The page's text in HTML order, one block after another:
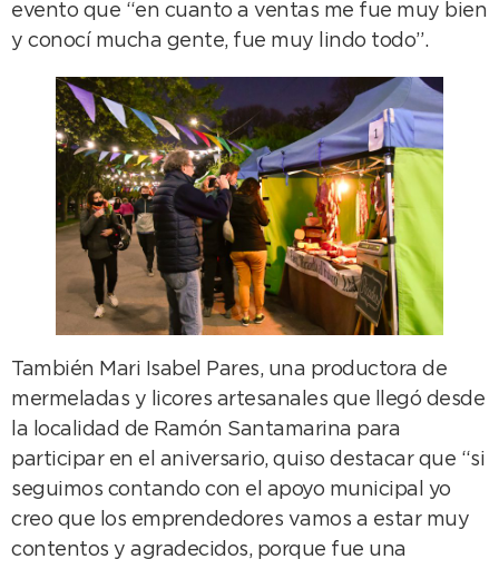
evento que “en cuanto a ventas me fue muy bien
y conocí mucha gente, fue muy lindo todo”.
También Mari Isabel Pares, una productora de
mermeladas y licores artesanales que llegó desde
la localidad de Ramón Santamarina para
participar en el aniversario, quiso destacar que “si
seguimos contando con el apoyo municipal yo
creo que los emprendedores vamos a estar muy
contentos y agradecidos, porque fue una